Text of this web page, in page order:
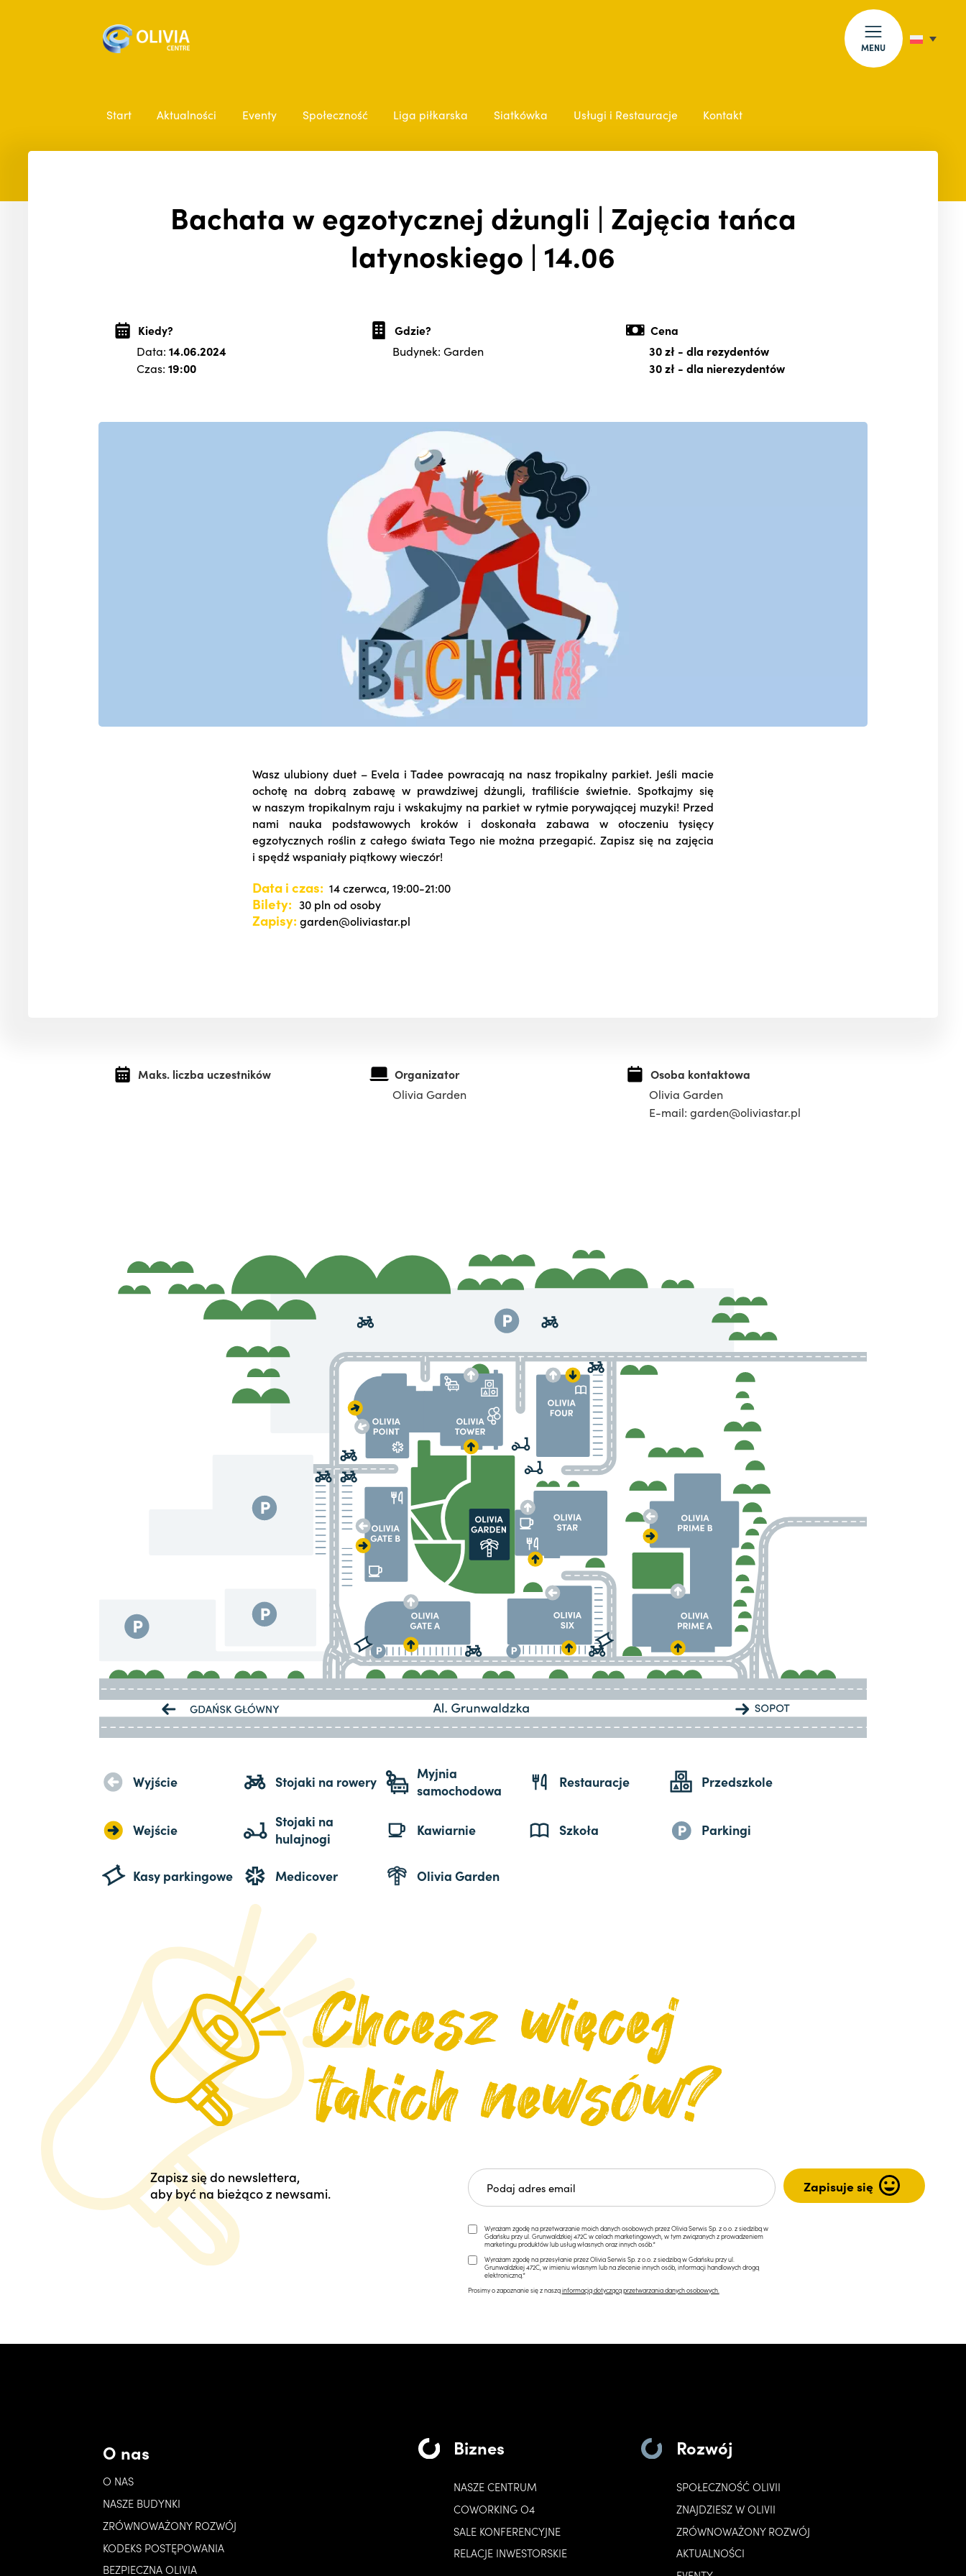
MENU
Start Aktualności Eventy Społeczność Liga piłkarska Siatkówka Usługi i Restauracje Kontakt
Bachata w egzotycznej dżungli | Zajęcia tańca
latynoskiego | 14.06
Kiedy?
Data: 14.06.2024
Czas: 19:00
Gdzie?
Budynek: Garden
Cena
30 zł- dla rezydentów
30 zł- dla nierezydentów
Wasz ulubiony duet – Evela i Tadee powracają na nasz tropikalny parkiet. Jeśli macie
ochotę na dobrą zabawę w prawdziwej dżungli, trafiliście świetnie. Spotkajmy się
w naszym tropikalnym raju i wskakujmy na parkiet w rytmie porywającej muzyki! Przed
nami nauka podstawowych kroków i doskonała zabawa w otoczeniu tysięcy
egzotycznych roślin z całego świata Tego nie można przegapić. Zapisz się na zajęcia
i spędź wspaniały piątkowy wieczór!
Data i czas: 14 czerwca, 19:00-21:00
Bilety: 30 pln od osoby
Zapisy:garden@oliviastar.pl
Maks. liczba uczestników
Organizator
Olivia Garden
Osoba kontaktowa
Olivia Garden
E-mail: garden@oliviastar.pl
Wyjście Stojaki na rowery
Myjnia
samochodowa
Restauracje Przedszkole
Wejście
Stojaki na
hulajnogi
Kawiarnie Szkoła Parkingi
Kasy parkingowe Medicover Olivia Garden
Zapisz się do newslettera,
aby być na bieżąco z newsami.
Wyrażam zgodę na przetwarzanie moich danych osobowych przez Olivia Serwis Sp. z o.o. z siedzibą w
Gdańsku przy ul. Grunwaldzkiej 472C w celach marketingowych, w tym związanych z prowadzeniem
marketingu produktów lub usług własnych oraz innych osób.*
Wyrażam zgodę na przesyłanie przez Olivia Serwis Sp. z o.o. z siedzibą w Gdańsku przy ul.
Grunwaldzkiej 472C, w imieniu własnym lub na zlecenie innych osób, informacji handlowych drogą
elektroniczną.*
Prosimy o zapoznanie się z nasząinformacją dotyczącą przetwarzania danych osobowych.
O nas
O NAS
NASZE BUDYNKI
ZRÓWNOWAŻONY ROZWÓJ
KODEKS POSTĘPOWANIA
BEZPIECZNA OLIVIA
Biznes
NASZE CENTRUM
COWORKING O4
SALE KONFERENCYJNE
RELACJE INWESTORSKIE
Rozwój
SPOŁECZNOŚĆ OLIVII
ZNAJDZIESZ W OLIVII
ZRÓWNOWAŻONY ROZWÓJ
AKTUALNOŚCI